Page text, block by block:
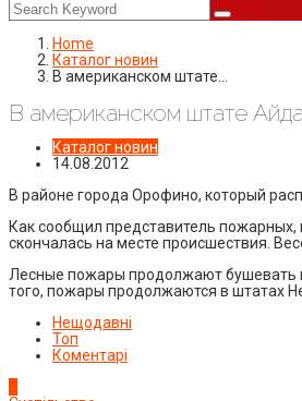
Home
Каталог новин
В американском штате…
В американском штате
Каталог новин
14.08.2012
В районе города Орофино, который
Как сообщил представитель
скончалась на месте происшествия.
Лесные пожары продолжают бушевать
того, пожары продолжаются в штатах
Нещодавні
Топ
Коментарі